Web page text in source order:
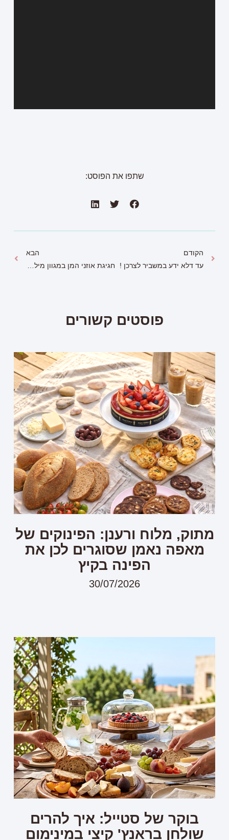
שתפו את הפוסט:
הקודם
עד דלא ידע במשביר לצרכן !
הבא
פוסטים קשורים
מתוק, מלוח ורענן: הפינוקים של
מאפה נאמן שסוגרים לכן את
הפינה בקיץ
30/07/2026
בוקר של סטייל: איך להרים
שולחן בראנץ' קיצי במינימום